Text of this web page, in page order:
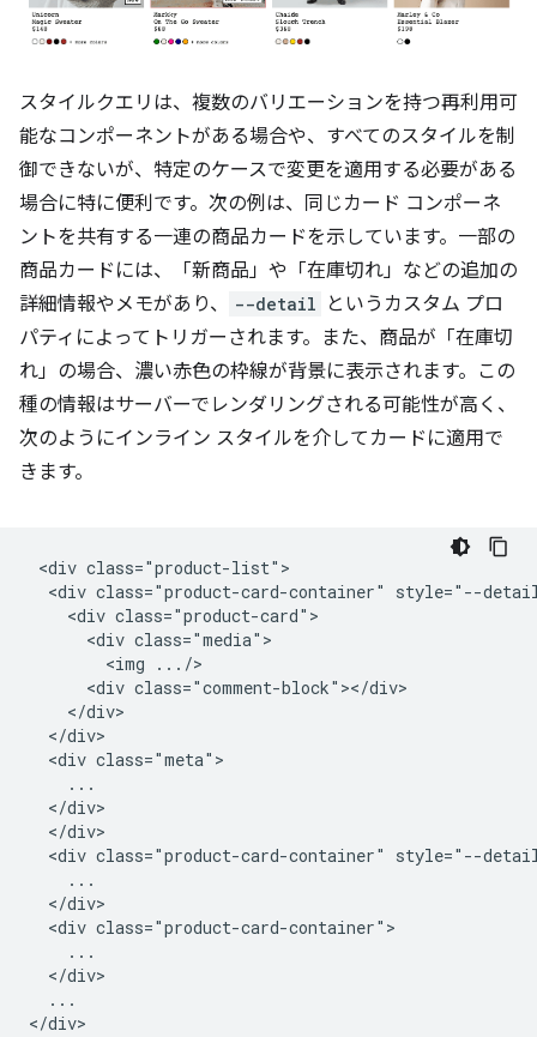
スタイルクエリは、複数のバリエーションを持つ再利用可
能なコンポーネントがある場合や、すべてのスタイルを制
御できないが、特定のケースで変更を適用する必要がある
場合に特に便利です。次の例は、同じカード コンポーネ
ントを共有する一連の商品カードを示しています。一部の
商品カードには、「新商品」や「在庫切れ」などの追加の
詳細情報やメモがあり、
--detail
というカスタム プロ
パティによってトリガーされます。また、商品が「在庫切
れ」の場合、濃い赤色の枠線が背景に表示されます。この
種の情報はサーバーでレンダリングされる可能性が高く、
次のようにインライン スタイルを介してカードに適用で
きます。
<div class="product-list">
<div class="product-card-container" style="--
    <div class="product-card">
      <div class="media">
        <img .../>
      <div class="comment-block"></div>
    </div>
  </div>
  <div class="meta">
    ...
  </div>
  </div>
<div class="product-card-container" style="--
    ...
  </div>
  <div class="product-card-container">
    ...
  </div>
  ...
</div>